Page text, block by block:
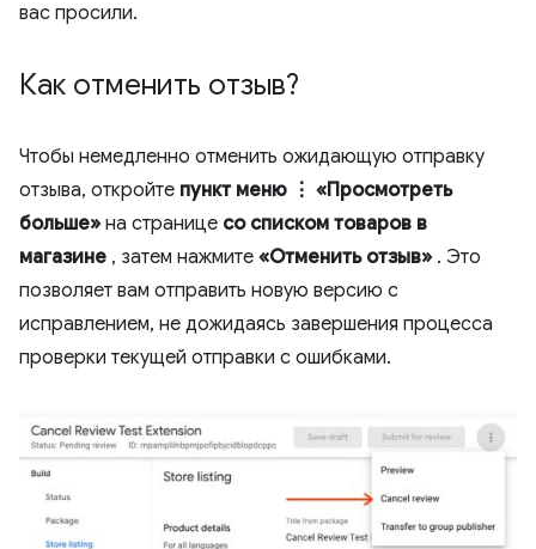
вас просили.
Как отменить отзыв?
Чтобы немедленно отменить ожидающую отправку
отзыва, откройте пункт меню ⋮ «Просмотреть
больше» на странице со списком товаров в
магазине , затем нажмите «Отменить отзыв» . Это
позволяет вам отправить новую версию с
исправлением, не дожидаясь завершения процесса
проверки текущей отправки с ошибками.